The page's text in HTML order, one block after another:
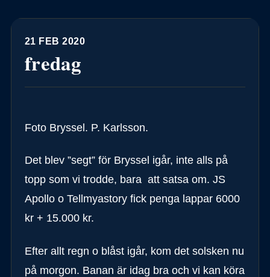
21 FEB 2020
fredag
Foto Bryssel. P. Karlsson.
Det blev ”segt” för Bryssel igår, inte alls på
topp som vi trodde, bara att satsa om. JS
Apollo o Tellmyastory fick penga lappar 6000
kr + 15.000 kr.
Efter allt regn o blåst igår, kom det solsken nu
på morgon. Banan är idag bra och vi kan köra